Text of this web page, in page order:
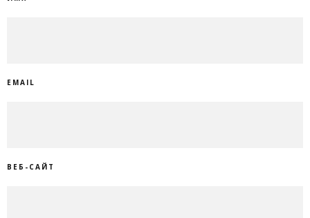
EMAIL
ВЕБ-САЙТ